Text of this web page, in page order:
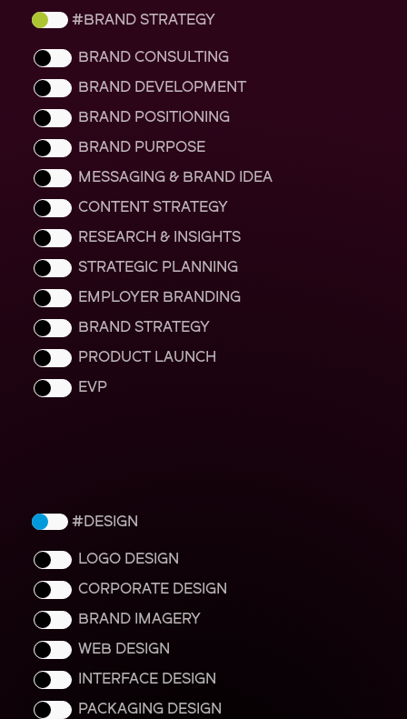
BRAND STRATEGY
BRAND CONSULTING
BRAND DEVELOPMENT
BRAND POSITIONING
BRAND PURPOSE
MESSAGING & BRAND IDEA
CONTENT STRATEGY
RESEARCH & INSIGHTS
STRATEGIC PLANNING
EMPLOYER BRANDING
BRAND STRATEGY
PRODUCT LAUNCH
EVP
DESIGN
LOGO DESIGN
CORPORATE DESIGN
BRAND IMAGERY
WEB DESIGN
INTERFACE DESIGN
PACKAGING DESIGN